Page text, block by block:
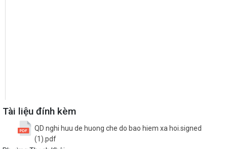
Tài liệu đính kèm
QD nghi huu de huong che do bao hiem xa hoi.signed
(1).pdf